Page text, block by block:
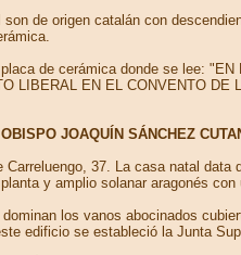
son de origen catalán con
de cerámica donde se lee:
LIBERAL EN EL CONVENTO DE
JOAQUÍN SÁNCHEZ
Carreluengo, 37. La casa natal
y amplio solanar aragonés
los vanos abocinados
edificio se estableció la Junta